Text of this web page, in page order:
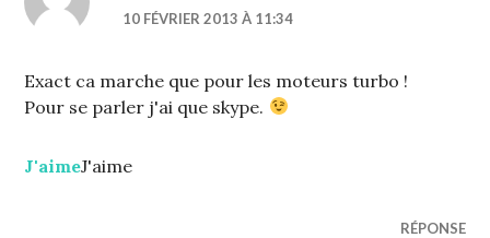
10 FÉVRIER 2013 À 11:34
Exact ca marche que pour les moteurs turbo !
Pour se parler j'ai que skype.
J'aimeJ'aime
RÉPONSE